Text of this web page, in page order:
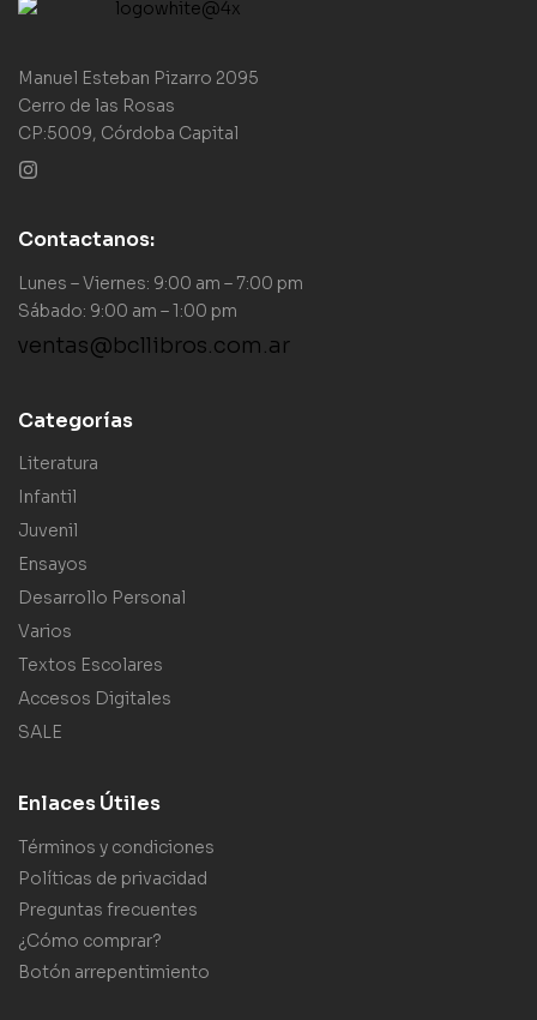
Manuel Esteban Pizarro 2095
Cerro de las Rosas
CP:5009, Córdoba Capital
Contactanos:
Lunes – Viernes: 9:00 am – 7:00 pm
Sábado: 9:00 am – 1:00 pm
ventas@bcllibros.com.ar
Categorías
Literatura
Infantil
Juvenil
Ensayos
Desarrollo Personal
Varios
Textos Escolares
Accesos Digitales
SALE
Enlaces Útiles
Términos y condiciones
Políticas de privacidad
Preguntas frecuentes
¿Cómo comprar?
Botón arrepentimiento